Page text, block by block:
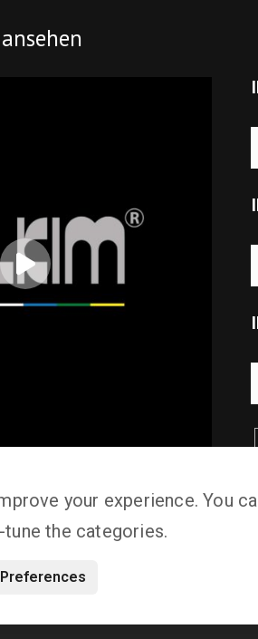
your experience. You
the categories.
Preferences